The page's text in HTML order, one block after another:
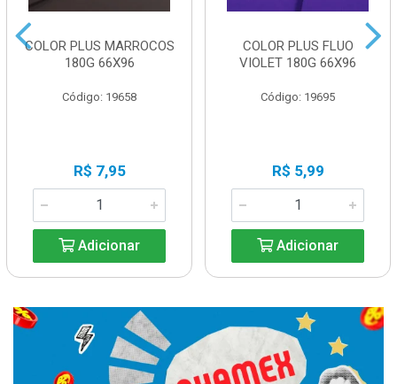
COLOR PLUS MARROCOS
180G 66X96
Código: 19658
R$ 7,95
Adicionar
COLOR PLUS FLUO
VIOLET 180G 66X96
Código: 19695
R$ 5,99
Adicionar